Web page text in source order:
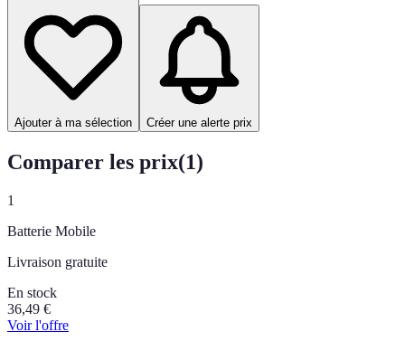
Ajouter à ma sélection Créer une alerte prix
Comparer les prix(1)
1
Batterie Mobile
Livraison gratuite
En stock
36,49 €
Voir l'offre